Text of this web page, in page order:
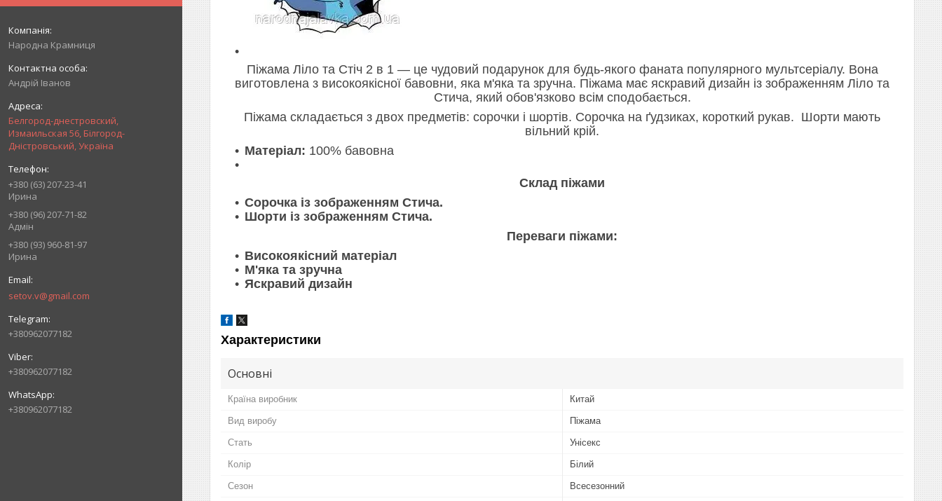
Народна Крамниця
Андрій Іванов
Белгород-днестровский,
Измаильская 56, Білгород-
Дністровський, Україна
+380 (63) 207-23-41
Ирина
+380 (96) 207-71-82
Адмін
+380 (93) 960-81-97
Ирина
setov.v@gmail.com
+380962077182
+380962077182
+380962077182
Піжама Ліло та Стіч 2 в 1 — це чудовий подарунок для будь-якого фаната популярного мультсеріалу. Вона
виготовлена з високоякісної бавовни, яка м'яка та зручна. Піжама має яскравий дизайн із зображенням Ліло та
Стича, який обов'язково всім сподобається.
Піжама складається з двох предметів: сорочки і шортів. Сорочка на ґудзиках, короткий рукав. Шорти мають
вільний крій.
Матеріал: 100% бавовна
Склад піжами
Сорочка із зображенням Стича.
Шорти із зображенням Стича.
Переваги піжами:
Високоякісний матеріал
М'яка та зручна
Яскравий дизайн
Характеристики
Основні
Країна виробник Китай
Вид виробу Піжама
Стать Унісекс
Колір Білий
Сезон Всесезонний